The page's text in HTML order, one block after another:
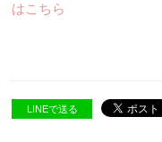
はこちら
LINEで送る